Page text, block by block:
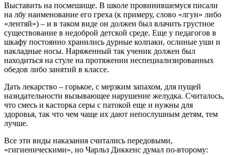
Выставить на посмешище. В школе провинившемуся писали
на лбу наименование его греха (к примеру, слово «лгун» либо
«лентяй») – и в таком виде он должен был влачить грустное
существование в недоброй детской среде. Еще у педагогов в
шкафу постоянно хранились дурные колпаки, ослиные уши и
накладные носы. Наряженный так ученик должен был
находиться на стуле на протяжении неспециализированных
обедов либо занятий в классе.
Дать лекарство – горькое, с мерзким запахом, для пущей
назидательности вызывающее нарушение желудка. Считалось,
что смесь и касторка серы с патокой еще и нужны для
здоровья, так что чем чаще их дают непослушным детям, тем
лучше.
Все эти виды наказания считались передовыми,
«гигиеническими», но Чарльз Диккенс думал по-второму: